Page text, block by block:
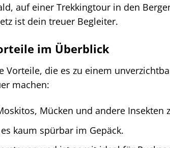
auf einer Trekkingtour in den
ist dein treuer Begleiter.
im Überblick
Vorteile, die es zu einem
machen:
Mücken und andere Insekten
kaum spürbar im Gepäck.